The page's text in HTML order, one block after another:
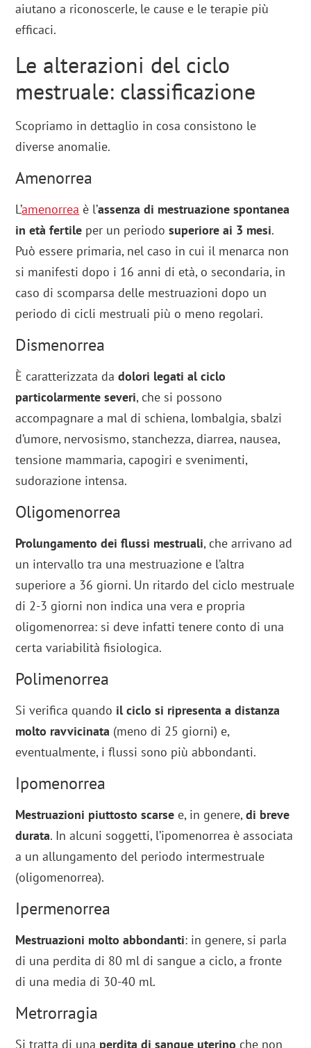
aiutano a riconoscerle, le cause e le terapie più
efficaci.
Le alterazioni del ciclo
mestruale: classificazione
Scopriamo in dettaglio in cosa consistono le
diverse anomalie.
Amenorrea
L’amenorrea è l’assenza di mestruazione spontanea
in età fertile per un periodosuperiore ai 3 mesi.
Può essere primaria, nel caso in cui il menarca non
si manifesti dopo i 16 anni di età, o secondaria, in
caso di scomparsa delle mestruazioni dopo un
periodo di cicli mestruali più o meno regolari.
Dismenorrea
È caratterizzata dadolori legati al ciclo
particolarmente severi, che si possono
accompagnare a mal di schiena, lombalgia, sbalzi
d’umore, nervosismo, stanchezza, diarrea, nausea,
tensione mammaria, capogiri e svenimenti,
sudorazione intensa.
Oligomenorrea
Prolungamento dei flussi mestruali, che arrivano ad
un intervallo tra una mestruazione e l’altra
superiore a 36 giorni. Un ritardo del ciclo mestruale
di 2-3 giorni non indica una vera e propria
oligomenorrea: si deve infatti tenere conto di una
certa variabilità fisiologica.
Polimenorrea
Si verifica quando il ciclo si ripresenta a distanza
molto ravvicinata (meno di 25 giorni) e,
eventualmente, i flussi sono più abbondanti.
Ipomenorrea
Mestruazioni piuttosto scarse e, in genere,di breve
durata. In alcuni soggetti, l’ipomenorrea è associata
a un allungamento del periodo intermestruale
(oligomenorrea).
Ipermenorrea
Mestruazioni molto abbondanti: in genere, si parla
di una perdita di 80 ml di sangue a ciclo, a fronte
di una media di 30-40 ml.
Metrorragia
Si tratta di una perdita di sangue uterino che non